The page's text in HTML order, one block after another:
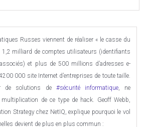
Russes viennent de réaliser « le casse du
1,2 milliard de comptes utilisateurs (identifiants
et plus de 500 millions d’adresses e-
000 site Internet d’entreprises de toute taille.
de solutions de #sécurité informatique, ne
multiplication de ce type de hack. Geoff Webb,
Strategy chez NetIQ, explique pourquoi le vol
devient de plus en plus commun :